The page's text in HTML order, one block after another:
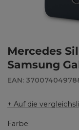
Mercedes
Samsung
EAN:
+ Auf die
Farbe